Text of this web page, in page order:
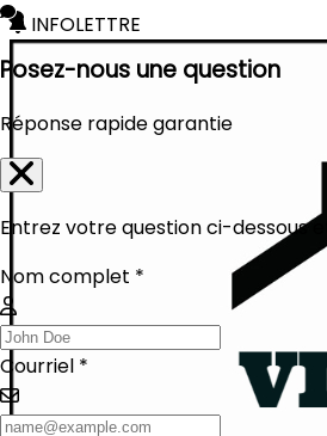
INFOLETTRE
Posez-nous une question
Réponse rapide garantie
Entrez votre question ci-dessous
Nom complet *
Courriel *